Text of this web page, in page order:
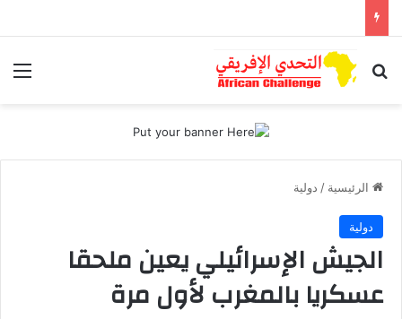
بحث عن
الرئيسية / دولية
دولية
الجيش الإسرائيلي يعين ملحقا
عسكريا بالمغرب لأول مرة